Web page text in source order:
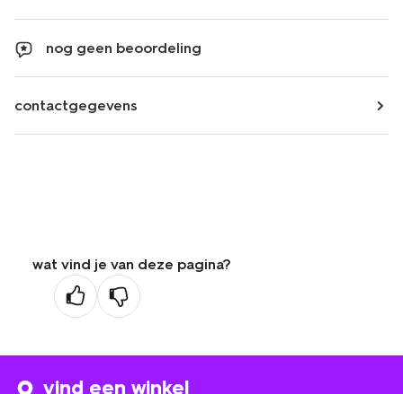
nog geen beoordeling
contactgegevens
wat vind je van deze pagina?
vind een winkel